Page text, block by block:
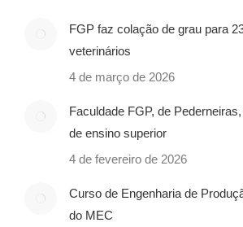
FGP faz colação de grau para
veterinários
4 de março de 2026
Faculdade FGP, de
de ensino superior
4 de fevereiro de 2026
Curso de Engenharia de
do MEC